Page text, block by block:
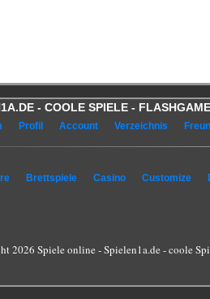
- COOLE SPIELE -
Profil Account Verzeichnis
Brettspiele Casino Customize
2026 Spiele online - Spielen1a.de - coole